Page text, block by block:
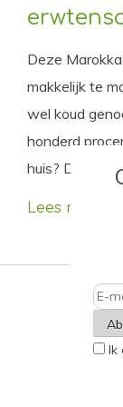
Deze
makkelijk te
wel koud
honderd
huis? Dan kun
Lees meer
E-
Ik